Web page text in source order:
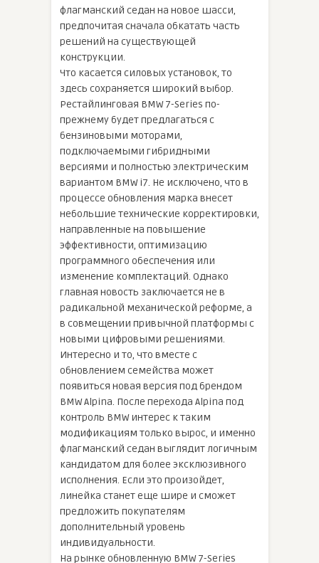
флагманский седан на новое шасси,
предпочитая сначала обкатать часть
решений на существующей
конструкции.
Что касается силовых установок, то
здесь сохраняется широкий выбор.
Рестайлинговая BMW 7-Series по-
прежнему будет предлагаться с
бензиновыми моторами,
подключаемыми гибридными
версиями и полностью электрическим
вариантом BMW i7. Не исключено, что в
процессе обновления марка внесет
небольшие технические корректировки,
направленные на повышение
эффективности, оптимизацию
программного обеспечения или
изменение комплектаций. Однако
главная новость заключается не в
радикальной механической реформе, а
в совмещении привычной платформы с
новыми цифровыми решениями.
Интересно и то, что вместе с
обновлением семейства может
появиться новая версия под брендом
BMW Alpina. После перехода Alpina под
контроль BMW интерес к таким
модификациям только вырос, и именно
флагманский седан выглядит логичным
кандидатом для более эксклюзивного
исполнения. Если это произойдет,
линейка станет еще шире и сможет
предложить покупателям
дополнительный уровень
индивидуальности.
На рынке обновленную BMW 7-Series